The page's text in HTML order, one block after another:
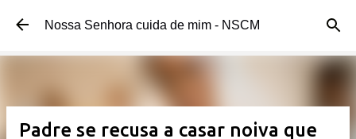
Pular para o conteúdo principal
Nossa Senhora cuida de mim - NSCM
Padre se recusa a casar noiva que